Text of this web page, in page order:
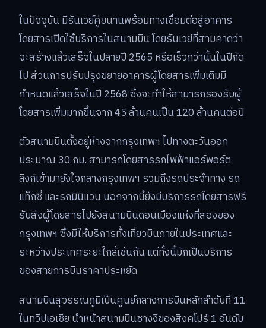
ในปัจจุบัน มีรันเวย์คู่ขนานพร้อมทางเชื่อมต่อสู่อาคาร
โดยสารเปิดใช้บริการในสนามบิน โดยรันเวย์ที่สามคาดว่า
จะสร้างแล้วเสร็จในปลายปี 2565 หรือเร็วกว่านั้นในปีถัด
ไป ส่วนการปรับปรุงขยายอาคารผู้โดยสารเพิ่มเติมมี
กำหนดแล้วเสร็จในปี 2568 ซึ่งจะทำให้สามารถรองรับผู้
โดยสารเพิ่มมากขึ้นจาก 45 ล้านคนเป็น 120 ล้านคนต่อปี
ตัวสนามบินตั้งอยู่ห่างจากกรุงเทพฯ ไปทางตะวันออก
ประมาณ 30 กม. สามารถโดยสารรถไฟฟ้าแอร์พอร์ต
ลิงก์เข้ามายังใจกลางกรุงเทพฯ รวมถึงรถประจำทาง รถ
แท็กซี่ และรถมินิแวน นอกจากนี้ยังมีบริการรถโดยสารฟรี
รับส่งผู้โดยสารไปยังสนามบินดอนเมืองแห่งที่สองของ
กรุงเทพฯ ซึ่งมีให้บริการทั้งเที่ยวบินภายในประเทศและ
ระหว่างประเทศระยะใกล้เช่นกัน แต่ทั้งนี้มักเป็นบริการ
ของสายการบินราคาประหยัด
สนามบินสุวรรณภูมิเป็นศูนย์กลางการบินหลักลำดับที่ 11
ในทวีปเอเชีย นำหน้าสนามบินชางงีของสิงคโปร์ 1 อันดับ